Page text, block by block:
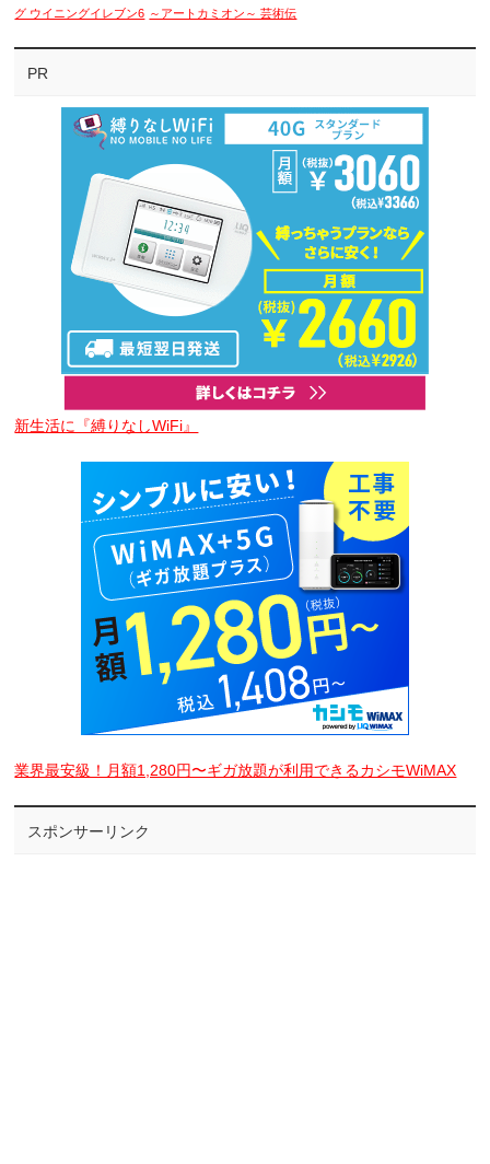
グ ウイニングイレブン6 ～アートカミオン～ 芸術伝
PR
新生活に『縛りなしWiFi』
業界最安級！月額1,280円〜ギガ放題が利用できるカシモWiMAX
スポンサーリンク